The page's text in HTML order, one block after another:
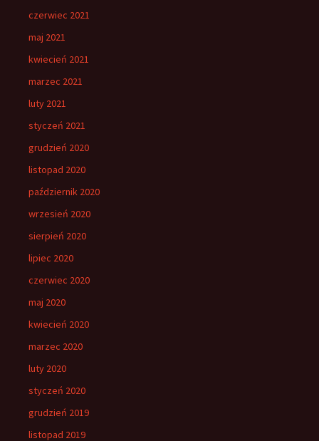
czerwiec 2021
maj 2021
kwiecień 2021
marzec 2021
luty 2021
styczeń 2021
grudzień 2020
listopad 2020
październik 2020
wrzesień 2020
sierpień 2020
lipiec 2020
czerwiec 2020
maj 2020
kwiecień 2020
marzec 2020
luty 2020
styczeń 2020
grudzień 2019
listopad 2019